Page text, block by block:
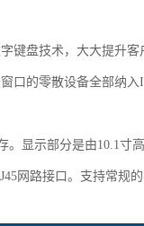
键盘技术，大大提升客
口的零散设备全部纳入
。显示部分是由10.1寸
网路接口。支持常规